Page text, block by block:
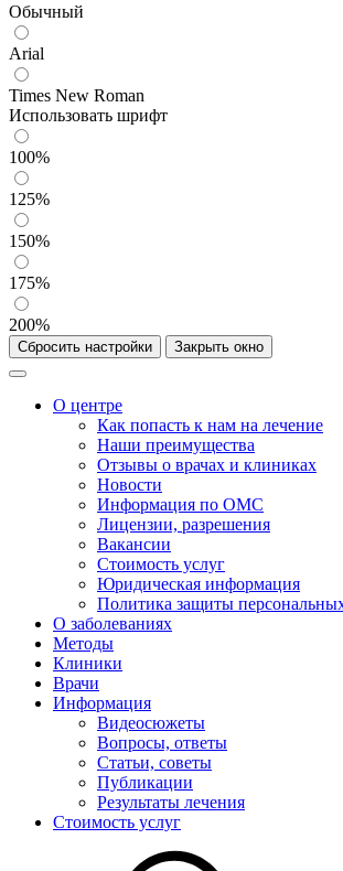
Обычный
Arial
Times New Roman
Использовать шрифт
100%
125%
150%
175%
200%
Сбросить настройки Закрыть окно
О центре
Как попасть к нам на лечение
Наши преимущества
Отзывы о врачах и клиниках
Новости
Информация по ОМС
Лицензии, разрешения
Вакансии
Стоимость услуг
Юридическая информация
Политика защиты
О заболеваниях
Методы
Клиники
Врачи
Информация
Видеосюжеты
Вопросы, ответы
Статьи, советы
Публикации
Результаты лечения
Стоимость услуг